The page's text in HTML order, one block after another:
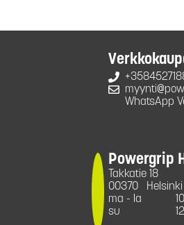
WhatsApp
Powergrip
Takkatie 18
00370
Helsinki
ma - la
su